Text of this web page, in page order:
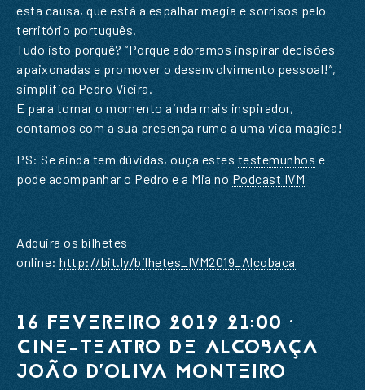
esta causa, que está a espalhar magia e sorrisos pelo
território português.
Tudo isto porquê? “Porque adoramos inspirar decisões
apaixonadas e promover o desenvolvimento pessoal!”,
simplifica Pedro Vieira.
E para tornar o momento ainda mais inspirador,
contamos com a sua presença rumo a uma vida mágica!
PS: Se ainda tem dúvidas, ouça estes testemunhos e
pode acompanhar o Pedro e a Mia no Podcast IVM
Adquira os bilhetes
online: http://bit.ly/bilhetes_IVM2019_Alcobaca
16 FEVEREIRO 2019 21:00 ·
CINE-TEATRO DE ALCOBAÇA
JOÃO D'OLIVA MONTEIRO
PEDIDO DE INFORMAÇÃO
Nome*
Mensagem *
Nome*
Email